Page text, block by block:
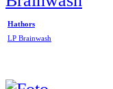
Hathors
LP Brainwash